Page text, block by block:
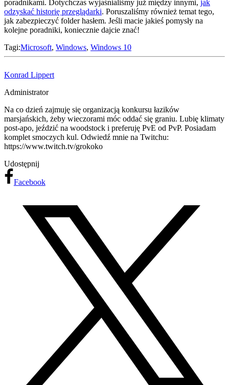
poradnikami. Dotychczas wyjaśnialiśmy już między innymi, jak
odzyskać historię przeglądarki. Poruszaliśmy również temat tego,
jak zabezpieczyć folder hasłem. Jeśli macie jakieś pomysły na
kolejne poradniki, koniecznie dajcie znać!
Tagi:Microsoft, Windows, Windows 10
Konrad Lippert
Administrator
Na co dzień zajmuję się organizacją konkursu łazików
marsjańskich, żeby wieczorami móc oddać się graniu. Lubię klimaty
post-apo, jeździć na woodstock i preferuję PvE od PvP. Posiadam
komplet smoczych kul. Odwiedź mnie na Twitchu:
https://www.twitch.tv/grokoko
Udostępnij
Facebook